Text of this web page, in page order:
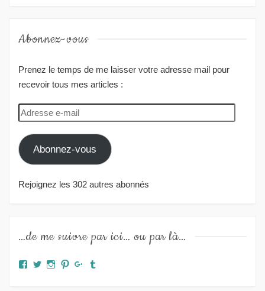
Abonnez-vous
Prenez le temps de me laisser votre adresse mail pour
recevoir tous mes articles :
Adresse
e-
mail
Abonnez-vous
Rejoignez les 302 autres abonnés
…de me suivre par ici… ou par là…
Facebook
TwitterInstagram
PinterestGoogle+